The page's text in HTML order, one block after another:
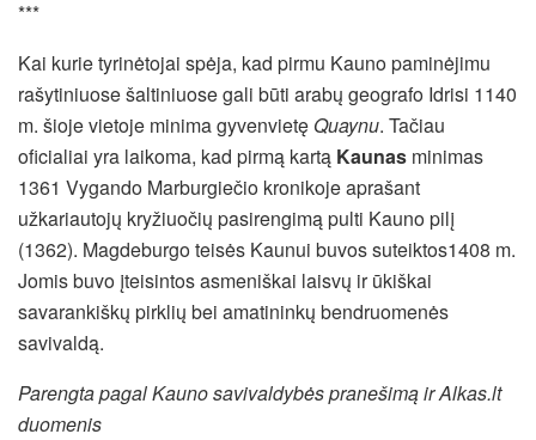
***
Kai kurie tyrinėtojai spėja, kad pirmu Kauno paminėjimu
rašytiniuose šaltiniuose gali būti arabų geografo Idrisi 1140
m. šioje vietoje minima gyvenvietę Quaynu. Tačiau
oficialiai yra laikoma, kad pirmą kartą Kaunas minimas
1361 Vygando Marburgiečio kronikoje aprašant
užkariautojų kryžiuočių pasirengimą pulti Kauno pilį
(1362). Magdeburgo teisės Kaunui buvos suteiktos1408 m.
Jomis buvo įteisintos asmeniškai laisvų ir ūkiškai
savarankiškų pirklių bei amatininkų bendruomenės
savivaldą.
Parengta pagal Kauno savivaldybės pranešimą ir Alkas.lt
duomenis